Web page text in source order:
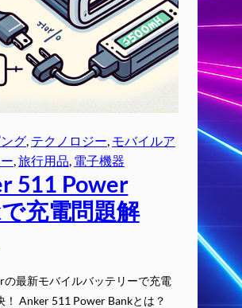
グ, テクノロジー, モバイルア
, 旅行用品, 電子機器
511 Power
充電問題解
の最新モバイルバッテリーで充電
！ Anker 511 Power Bankとは？